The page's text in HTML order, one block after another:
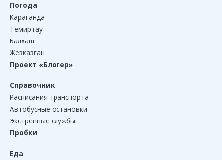
Погода
Караганда
Темиртау
Балхаш
Жезказган
Проект «Блогер»
Справочник
Расписания транспорта
Автобусные остановки
Экстренные службы
Пробки
Еда